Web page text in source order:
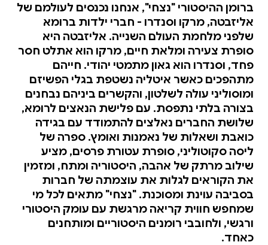
ברומן ההיסטורי "נצחי", אנחנו נכנסים לעולמם של
אליזבטה, מרקו וסנדרו - חברי ילדות ברומא
שלפני מלחמת העולם השנייה. אליזבטה היא
סופרת צעירה ומלאת חיים, מרקו הוא אתלט חסר
פחד, וסנדרו הוא גאון מתמטי יהודי. חייהם
מתהפכים כאשר איטליה נשטפת בגלי הפשיזם
ומוסוליני עולה לשלטון, והקשרים ביניהם נבחנים
בצורה בלתי נתפסת. עם פלישת הנאצים לרומא,
שלושת החברים נאלצים להתמודד עם בגידה
כואבת ושאלות של נאמנות ואומץ. ספרה של
ליסה סקוטוליני, סופרת עטורת פרסים, מציע
שילוב מרתק של אהבה, היסטוריה ומתח, ומזמין
את הקוראים לגלות את עוצמתה של חברות
בסביבה עוינת ומסוכנת. "נצחי" מתאים לכל מי
שמחפש חווית קריאה מרגשת עם עומק היסטורי
ורגשי, ולחובבי רומנים היסטוריים ומותחנים
כאחד.